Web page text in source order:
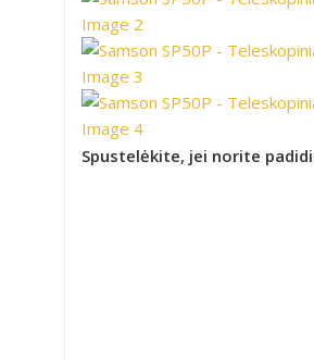
Spustelėkite, jei norite